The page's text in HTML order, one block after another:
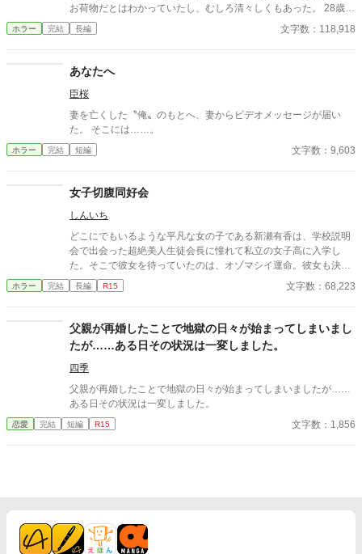
お荷物だとはわかっていたし、むしろ清々しくもあった。 28歳の
コウイチには、仕事より大切なものがあった。 田舎歩きだ。そこ
大事なのが学生のときにかじった民俗学だ。廃集落、古い祠、忘
だった。 大学時代、民俗学の講義で准教授はこう言った。
「神々は神ではない」。人が畏れ、従い、忖度したものがかみに
なる。その言葉がコウイチを変えた。 会社の営業で関東のあちこ
ちを歩きまわった。コウイチは仕事よりも土地の古老の話に耳を
傾けることに熱中したほどだった。 失業後、ふと見つけた資料
村の奥深く、コボレザワという場所にその祭祀を担った一族がい
る。 道中、奇妙な老人に出会う。一人目は気のいい古書店主。二
人目は何かを知りながら口を閉ざす資料館の老人。そして三人目
背にした祠は古び、壊れていたが、まだ人が来ている痕跡があっ
た。 不穏な気配にコウイチは振り向くが、なにもない。 日本の中
心地・東京。そこからわずかにはずれた山の中に潜む秘密をめぐ
る奇譚。
ホラー 完結 長編 文字数：118,918
あなたへ
臣桜
妻を亡くした〝俺〟のもとへ、妻からビデオメッセージが届い
た。 そこには……。
ホラー 完結 短編 文字数：9,603
女子切腹同好会
しんいち
どこにでもいるような平凡な女の子である新瀬有香は、学校説明
会で出会った超絶美人生徒会長に憧れて私立の女子高に入学し
た。そこで彼女を待っていたのは、オゾマシイ運命。彼女も決し
て正常とは言えない思考に染まってゆき、流されていってしま
う…。 はたして、彼女の行き着く先は・・・。 この話は、切腹場
た・・・。登場人物は、だれもかれも皆、イカレテいます。イカ
レタ者どものイカレタ話です。決して、マネしてはいけません。
マネしてはいけないのですが……。案外、あなたの近くにも、似
たような話があるのかも。 世の中には、知らなくて良いコト…知
ってはいけないコト…が、存在するのですよ。
ホラー 完結 長編 R15 文字数：68,223
父親が再婚したことで地獄の日々が始まってしまいまし
たが……ある日その状況は一変しました。
四季
父親が再婚したことで地獄の日々が始まってしまいましたが……
ある日その状況は一変しました。
恋愛 完結 短編 R15 文字数：1,856